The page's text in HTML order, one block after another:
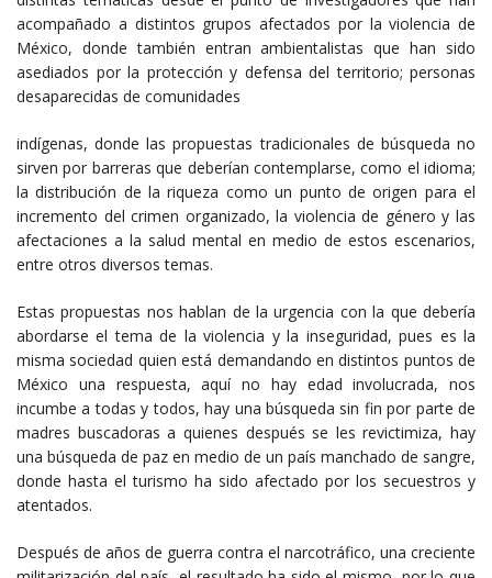
acompañado a distintos grupos afectados por la violencia de
México, donde también entran ambientalistas que han sido
asediados por la protección y defensa del territorio; personas
desaparecidas de comunidades
indígenas, donde las propuestas tradicionales de búsqueda no
sirven por barreras que deberían contemplarse, como el idioma;
la distribución de la riqueza como un punto de origen para el
incremento del crimen organizado, la violencia de género y las
afectaciones a la salud mental en medio de estos escenarios,
entre otros diversos temas.
Estas propuestas nos hablan de la urgencia con la que debería
abordarse el tema de la violencia y la inseguridad, pues es la
misma sociedad quien está demandando en distintos puntos de
México una respuesta, aquí no hay edad involucrada, nos
incumbe a todas y todos, hay una búsqueda sin fin por parte de
madres buscadoras a quienes después se les revictimiza, hay
una búsqueda de paz en medio de un país manchado de sangre,
donde hasta el turismo ha sido afectado por los secuestros y
atentados.
Después de años de guerra contra el narcotráfico, una creciente